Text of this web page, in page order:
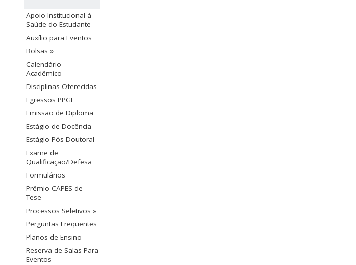
Apoio Institucional à
Saúde do Estudante
Auxílio para Eventos
Bolsas »
Calendário
Acadêmico
Disciplinas Oferecidas
Egressos PPGI
Emissão de Diploma
Estágio de Docência
Estágio Pós-Doutoral
Exame de
Qualificação/Defesa
Formulários
Prêmio CAPES de
Tese
Processos Seletivos »
Perguntas Frequentes
Planos de Ensino
Reserva de Salas Para
Eventos